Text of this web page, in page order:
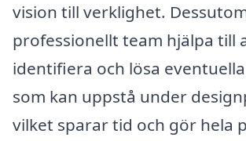
vision till verklighet.
professionellt team hjälpa till
identifiera och lösa
som kan uppstå under
vilket sparar tid och gör hela